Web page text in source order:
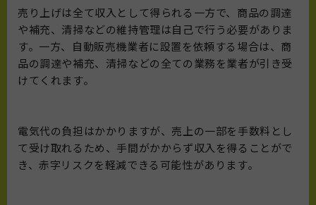
売り上げは全て収入として得られる一方で、商品の調達
や補充、清掃などの維持管理は自己で行う必要がありま
す。一方、自動販売機業者に設置を依頼する場合は、商
品の調達や補充、清掃などの全ての業務を業者が引き受
けてくれます。
電気代の負担はかかりますが、売上の一部を手数料とし
て受け取れるため、手間がかからず収入を得ることがで
き、赤字リスクを軽減できる可能性があります。